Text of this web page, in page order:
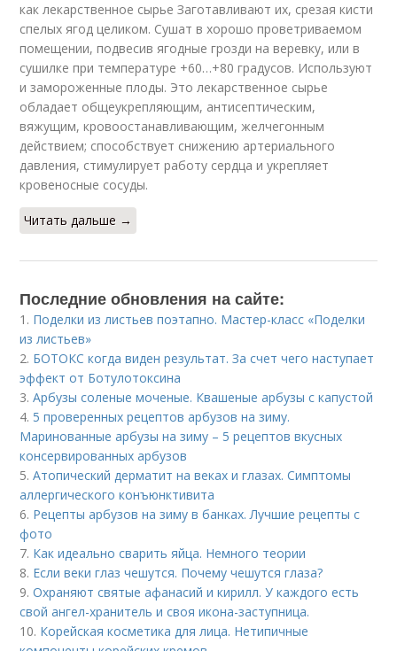
как лекарственное сырье Заготавливают их, срезая кисти
спелых ягод целиком. Сушат в хорошо проветриваемом
помещении, подвесив ягодные грозди на веревку, или в
сушилке при температуре +60…+80 градусов. Используют
и замороженные плоды. Это лекарственное сырье
обладает общеукрепляющим, антисептическим,
вяжущим, кровоостанавливающим, желчегонным
действием; способствует снижению артериального
давления, стимулирует работу сердца и укрепляет
кровеносные сосуды.
Читать дальше →
Последние обновления на сайте:
1. Поделки из листьев поэтапно. Мастер-класс «Поделки
из листьев»
2. БОТОКС когда виден результат. За счет чего наступает
эффект от Ботулотоксина
3.Арбузы соленые моченые. Квашеные арбузы с капустой
4. 5 проверенных рецептов арбузов на зиму.
Маринованные арбузы на зиму – 5 рецептов вкусных
консервированных арбузов
5.Атопический дерматит на веках и глазах. Симптомы
аллергического конъюнктивита
6. Рецепты арбузов на зиму в банках. Лучшие рецепты с
фото
7. Как идеально сварить яйца. Немного теории
8. Если веки глаз чешутся. Почему чешутся глаза?
9.Охраняют святые афанасий и кирилл. У каждого есть
свой ангел-хранитель и своя икона-заступница.
10. Корейская косметика для лица. Нетипичные